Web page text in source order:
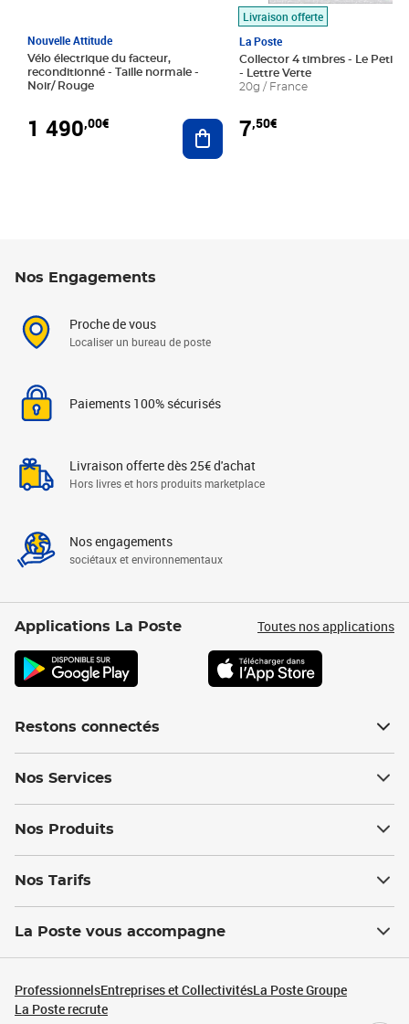
Nouvelle Attitude
Vélo électrique du facteur,
reconditionné - Taille normale -
Noir/ Rouge
1 490,00€ Ajouter au panier
Livraison offerte
La Poste
Collector 4 timbres - Le Petit
- Lettre Verte
20g / France
7,50€
Nos Engagements
Proche de vous
Localiser un bureau de poste
Paiements 100% sécurisés
Livraison offerte dès 25€ d'achat
Hors livres et hors produits marketplace
Nos engagements
sociétaux et environnementaux
Applications La Poste Toutes nos applications
Restons connectés
Nos Services
Nos Produits
Nos Tarifs
La Poste vous accompagne
ProfessionnelsEntreprises et CollectivitésLa Poste Groupe
La Poste recrute